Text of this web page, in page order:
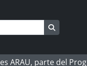
ARAU, parte del